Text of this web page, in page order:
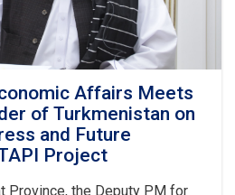
Affairs Meets
of Turkmenistan on
and Future
Project
Province, the Deputy PM for